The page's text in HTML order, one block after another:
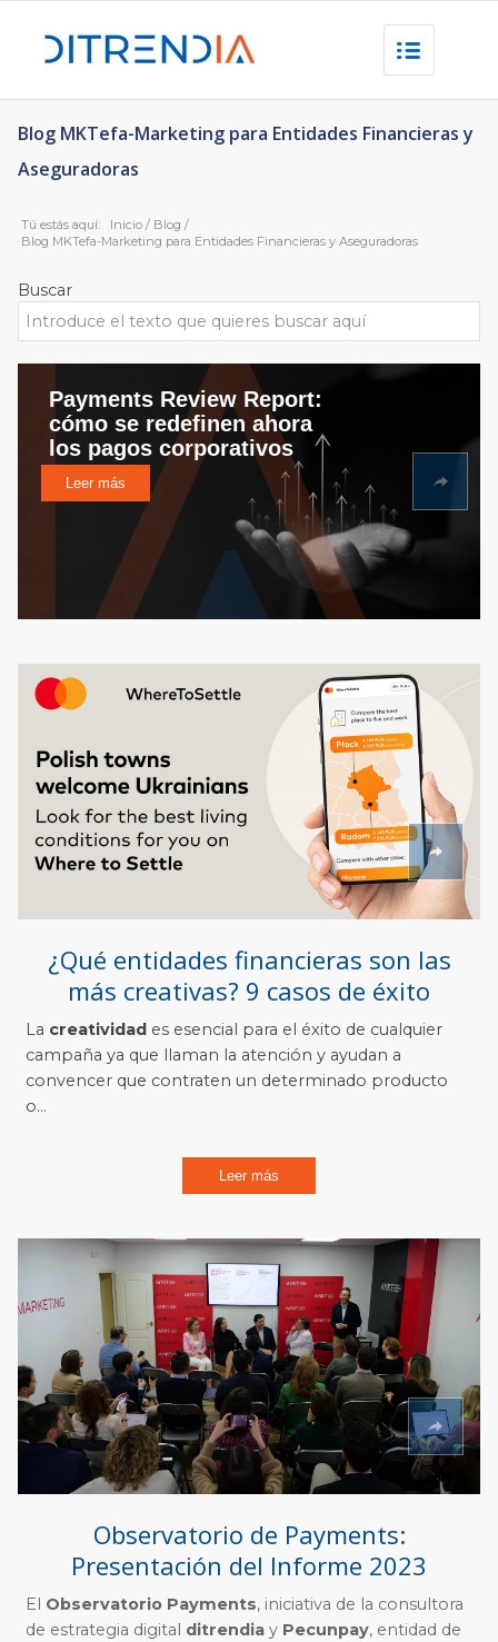
Blog MKTefa-Marketing para Entidades Financieras y
Aseguradoras
Tú estás aquí: Inicio / Blog /
Blog MKTefa-Marketing para Entidades Financieras y Aseguradoras
Buscar
Payments Review Report:
cómo se redefinen ahora
los pagos corporativos
Leer más
¿Qué entidades financieras son las
más creativas? 9 casos de éxito
La creatividad es esencial para el éxito de cualquier
campaña ya que llaman la atención y ayudan a
convencer que contraten un determinado producto
o...
Leer más
Observatorio de Payments:
Presentación del Informe 2023
El Observatorio Payments, iniciativa de la consultora
de estrategia digital ditrendiay Pecunpay, entidad de